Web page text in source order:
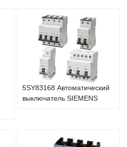
5SY83168 Автоматический
выключатель SIEMENS